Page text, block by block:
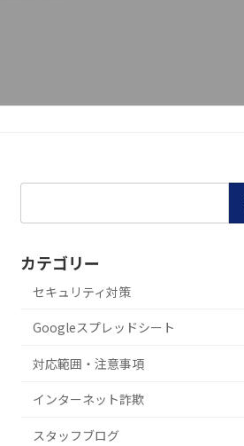
カテゴリー
セキュリティ対策
Googleスプレッドシート
対応範囲・注意事項
インターネット詐欺
スタッフブログ